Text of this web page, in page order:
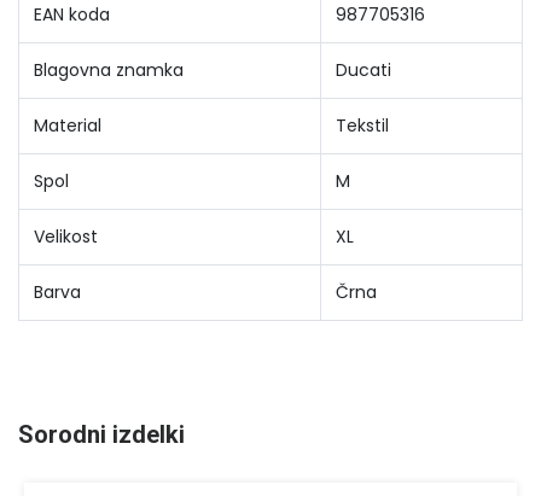
EAN koda 987705316
Blagovna znamka Ducati
Material Tekstil
Spol M
Velikost XL
Barva Črna
Sorodni izdelki